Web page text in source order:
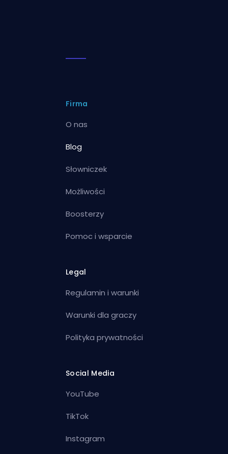
Firma
O nas
Blog
Słowniczek
Możliwości
Boosterzy
Pomoc i wsparcie
Legal
Regulamin i warunki
Warunki dla graczy
Polityka prywatności
Social Media
YouTube
TikTok
Instagram